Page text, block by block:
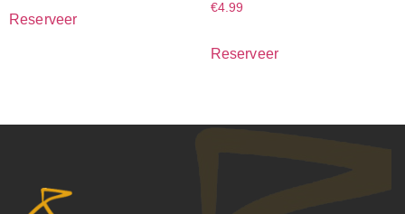
Reserveer
€4.99
Reserveer